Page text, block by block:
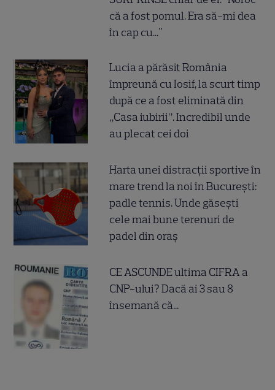
că a fost pomul. Era să-mi dea
în cap cu..."
Lucia a părăsit România
împreună cu Iosif, la scurt timp
după ce a fost eliminată din
„Casa iubirii”. Incredibil unde
au plecat cei doi
Harta unei distracții sportive în
mare trend la noi în București:
padle tennis. Unde găsești
cele mai bune terenuri de
padel din oraș
CE ASCUNDE ultima CIFRA a
CNP-ului? Dacă ai 3 sau 8
însemană că...